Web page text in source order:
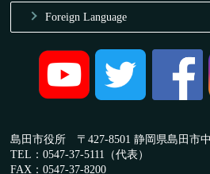
Foreign Language
島田市役所 〒427-8501 静岡県島田市
TEL：0547-37-5111（代表）
FAX：0547-37-8200